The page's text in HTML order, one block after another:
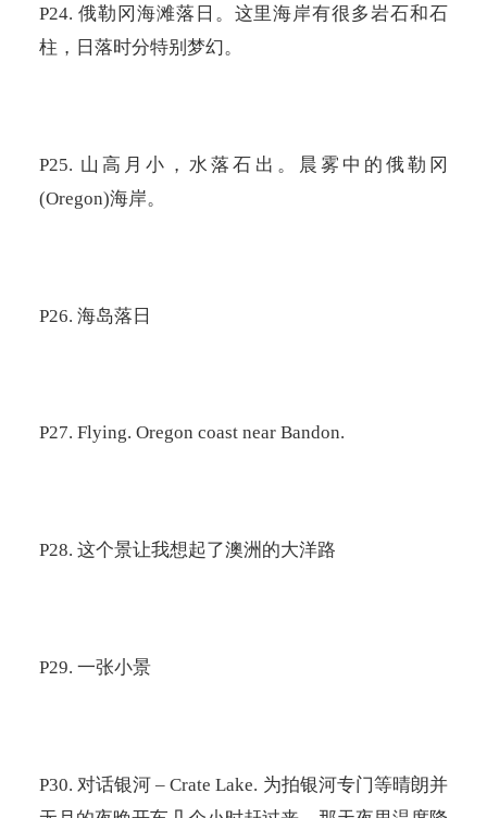
P24. 俄勒冈海滩落日。这里海岸有很多岩石和石
柱，日落时分特别梦幻。
P25. 山高月小，水落石出。晨雾中的俄勒冈
(Oregon)海岸。
P26. 海岛落日
P27. Flying. Oregon coast near Bandon.
P28. 这个景让我想起了澳洲的大洋路
P29. 一张小景
P30. 对话银河 – Crate Lake. 为拍银河专门等晴朗并